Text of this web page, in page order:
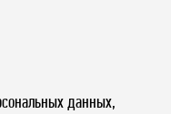
данных,